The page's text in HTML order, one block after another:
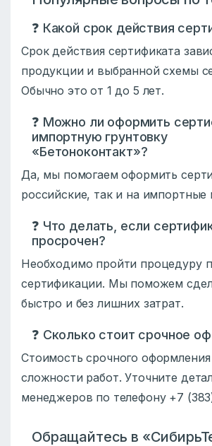
❓ Какой срок действия
Срок действия сертификата
продукции и выбранной схемы
Обычно это от 1 до 5 лет.
❓ Можно ли оформить
импортную грунтовку
«Бетоноконтакт»?
Да, мы помогаем оформить
российские, так и на импортные
❓ Что делать, если
просрочен?
Необходимо пройти процедуру
сертификации. Мы поможем
быстро и без лишних затрат.
❓ Сколько стоит срочное
Стоимость срочного оформления
сложности работ. Уточните
менеджеров по телефону +7
Обращайтесь в